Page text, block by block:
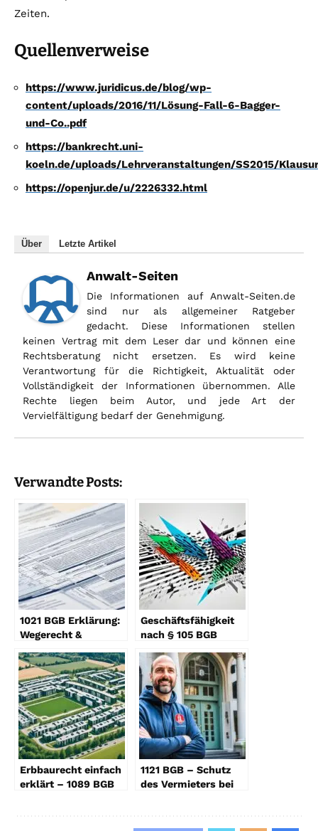
Zeiten.
Quellenverweise
https://www.juridicus.de/blog/wp-
content/uploads/2016/11/Lösung-Fall-6-Bagger-
und-Co..pdf
https://bankrecht.uni-
koeln.de/uploads/Lehrveranstaltungen/SS2015/
https://openjur.de/u/2226332.html
Über Letzte Artikel
Anwalt-Seiten
Die Informationen auf Anwalt-Seiten.de
sind nur als allgemeiner Ratgeber
gedacht. Diese Informationen stellen
keinen Vertrag mit dem Leser dar und können eine
Rechtsberatung nicht ersetzen. Es wird keine
Verantwortung für die Richtigkeit, Aktualität oder
Vollständigkeit der Informationen übernommen. Alle
Rechte liegen beim Autor, und jede Art der
Vervielfältigung bedarf der Genehmigung.
Verwandte Posts:
1021 BGB Erklärung:
Wegerecht &
Geschäftsfähigkeit
nach § 105 BGB
Erbbaurecht einfach
erklärt – 1089 BGB
1121 BGB – Schutz
des Vermieters bei